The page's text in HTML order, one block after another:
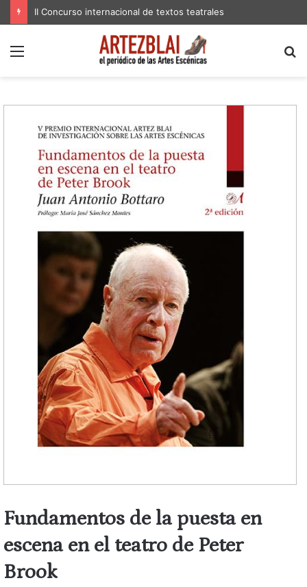
II Concurso internacional de textos teatrales
Menú
Fundamentos de la puesta en
escena en el teatro de Peter
Brook